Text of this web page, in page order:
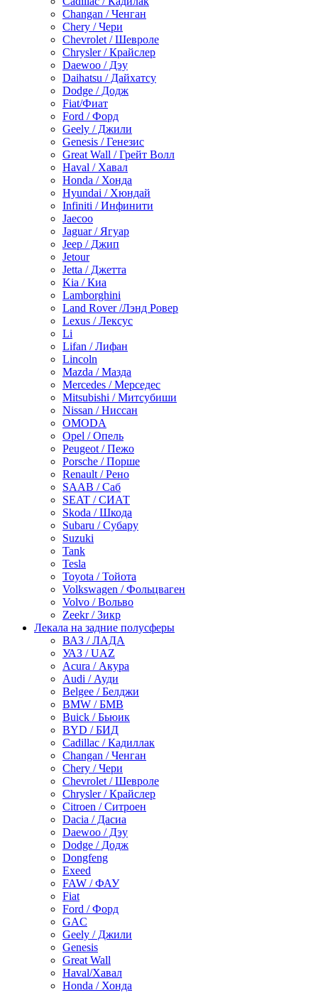
Changan / Ченган
Chery / Чери
Chevrolet / Шевроле
Chrysler / Крайслер
Daewoo / Дэу
Daihatsu / Дайхатсу
Dodge / Додж
Fiat/Фиат
Ford / Форд
Geely / Джили
Genesis / Генезис
Great Wall / Грейт Волл
Haval / Хавал
Honda / Хонда
Hyundai / Хюндай
Infiniti / Инфинити
Jaecoo
Jaguar / Ягуар
Jeep / Джип
Jetour
Jetta / Джетта
Kia / Киа
Lamborghini
Land Rover /Лэнд Ровер
Lexus / Лексус
Li
Lifan / Лифан
Lincoln
Mazda / Мазда
Mercedes / Мерседес
Mitsubishi / Митсубиши
Nissan / Ниссан
OMODA
Opel / Опель
Peugeot / Пежо
Porsche / Порше
Renault / Рено
SAAB / Саб
SEAT / СИАТ
Skoda / Шкода
Subaru / Субару
Suzuki
Tank
Tesla
Toyota / Тойота
Volkswagen / Фольцваген
Volvo / Вольво
Zeekr / Зикр
Лекала на задние полусферы
ВАЗ / ЛАДА
УАЗ / UAZ
Acura / Акура
Audi / Ауди
Belgee / Белджи
BMW / БМВ
Buick / Бьюик
BYD / БИД
Cadillac / Кадиллак
Changan / Ченган
Chery / Чери
Chevrolet / Шевроле
Chrysler / Крайслер
Citroen / Ситроен
Dacia / Дасиа
Daewoo / Дэу
Dodge / Додж
Dongfeng
Exeed
FAW / ФАУ
Fiat
Ford / Форд
GAC
Geely / Джили
Genesis
Great Wall
Haval/Хавал
Honda / Хонда